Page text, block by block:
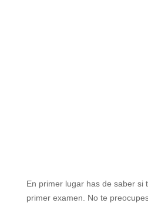
En primer lugar has de saber si
primer examen. No te